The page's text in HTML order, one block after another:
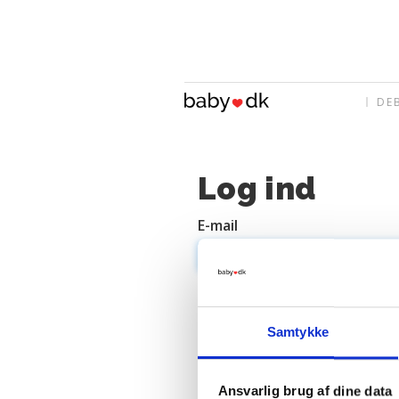
Samtykke
Ansvarlig brug af dine data
Log ind
E-mail